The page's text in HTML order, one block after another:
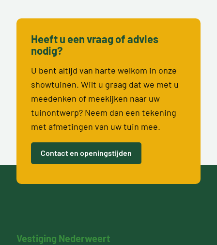
Heeft u een vraag of advies
nodig?
U bent altijd van harte welkom in onze
showtuinen. Wilt u graag dat we met u
meedenken of meekijken naar uw
tuinontwerp? Neem dan een tekening
met afmetingen van uw tuin mee.
Contact en openingstijden
Vestiging Nederweert